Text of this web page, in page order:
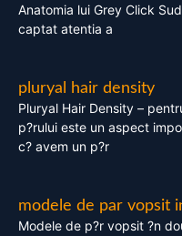
Anatomia lui Grey Click
captat atentia a
pluryal hair density
Pluryal Hair Density –
p?rului este un aspect
c? avem un p?r
modele de par vopsit
Modele de p?r vopsit ?n